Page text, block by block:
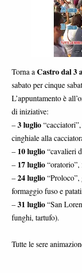
Torna a Castro dal 3
sabato per cinque
L’appuntamento è
di iniziative:
–3 luglio
cinghiale alla
– 10 luglio“cavalieri
– 17 luglio
–24 luglio
formaggio fuso e
–31 luglio“San
funghi, tartufo).
Tutte le sere